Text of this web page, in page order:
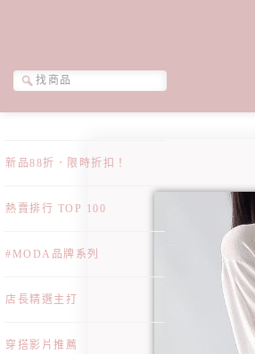
新品88折．限時折扣！
熱賣排行 TOP 100
#MODA品牌系列
店長精選主打
穿搭影片推薦